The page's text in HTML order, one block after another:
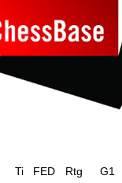
Ti FED Rtg G1